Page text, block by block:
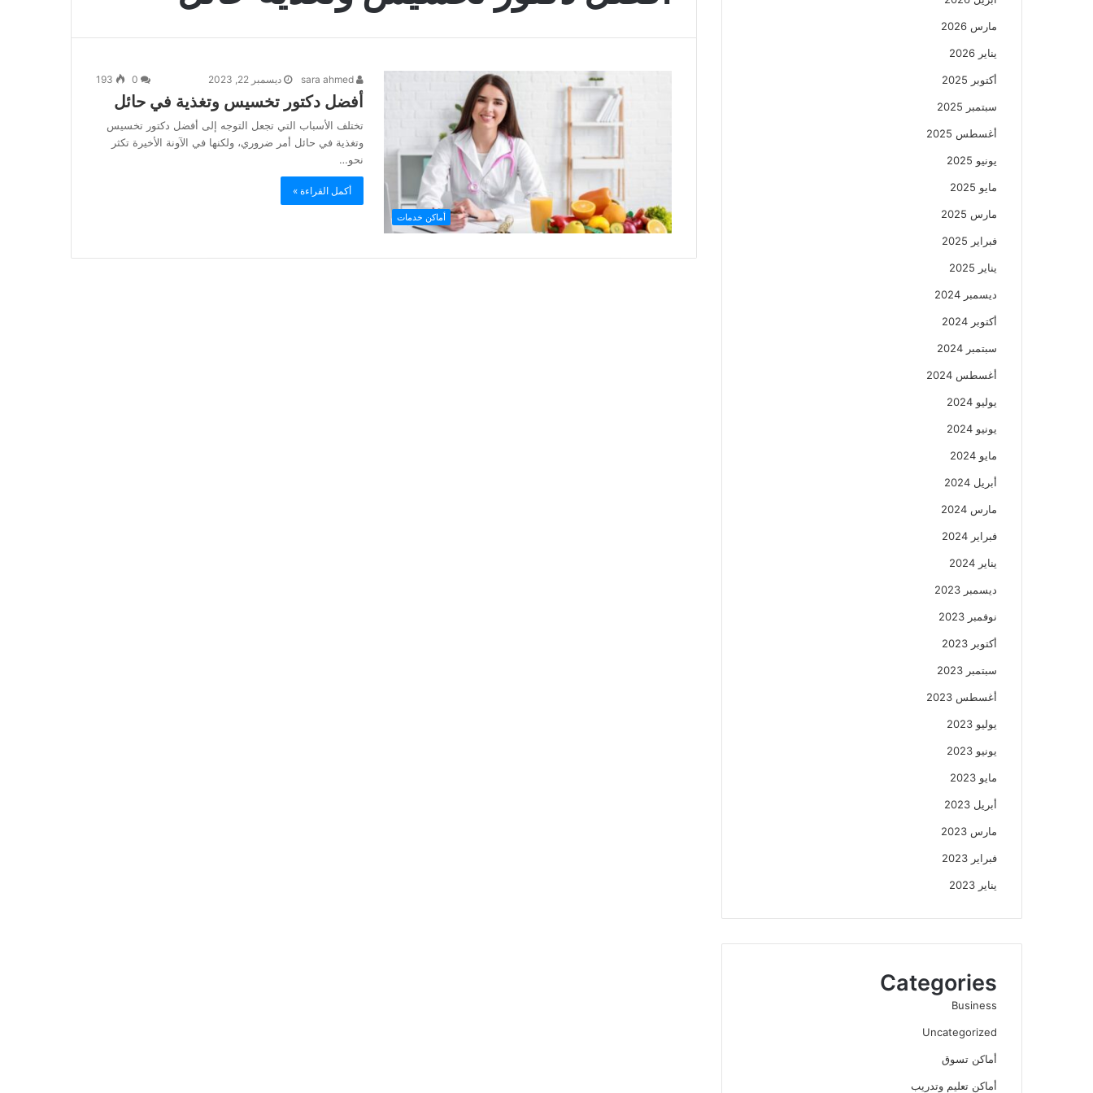
أماكن خدمات
ديسمبر 22, 2023 193
أفضل دكتور تخسيس وتغذية في حائل
تختلف الأسباب التي تجعل التوجه إلى أفضل دكتور تخسيس
وتغذية في حائل أمر ضروري، ولكنها في الآونة الأخيرة تكثر
نحو…
أكمل القراءة »
مارس 2026
يناير 2026
أكتوبر 2025
سبتمبر 2025
أغسطس 2025
يونيو 2025
مايو 2025
مارس 2025
فبراير 2025
يناير 2025
ديسمبر 2024
أكتوبر 2024
سبتمبر 2024
أغسطس 2024
يوليو 2024
يونيو 2024
مايو 2024
أبريل 2024
مارس 2024
فبراير 2024
يناير 2024
ديسمبر 2023
نوفمبر 2023
أكتوبر 2023
سبتمبر 2023
أغسطس 2023
يوليو 2023
يونيو 2023
مايو 2023
أبريل 2023
مارس 2023
فبراير 2023
يناير 2023
Categories
Business
Uncategorized
أماكن تسوق
أماكن تعليم وتدريب